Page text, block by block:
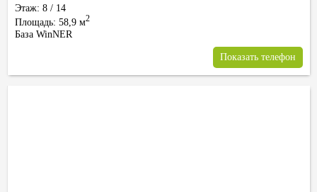
Этаж: 8 / 14
Площадь: 58,9 м2
База WinNER
Показать телефон